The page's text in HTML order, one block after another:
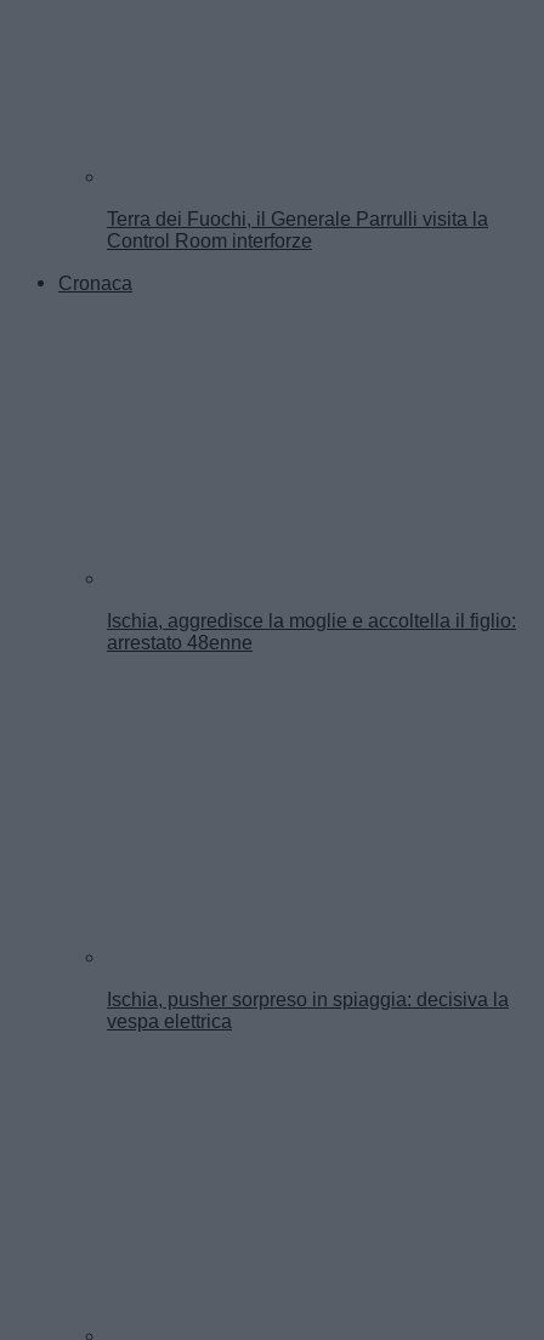
Terra dei Fuochi, il Generale Parrulli visita la
Control Room interforze
Cronaca
Ischia, aggredisce la moglie e accoltella il figlio:
arrestato 48enne
Ischia, pusher sorpreso in spiaggia: decisiva la
vespa elettrica